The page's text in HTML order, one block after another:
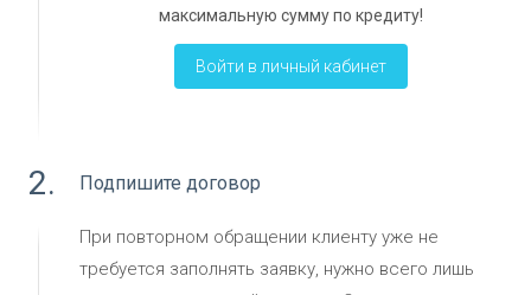
максимальную сумму по кредиту!
Войти в личный кабинет
2. Подпишите договор
При повторном обращении клиенту уже не
требуется заполнять заявку, нужно всего лишь